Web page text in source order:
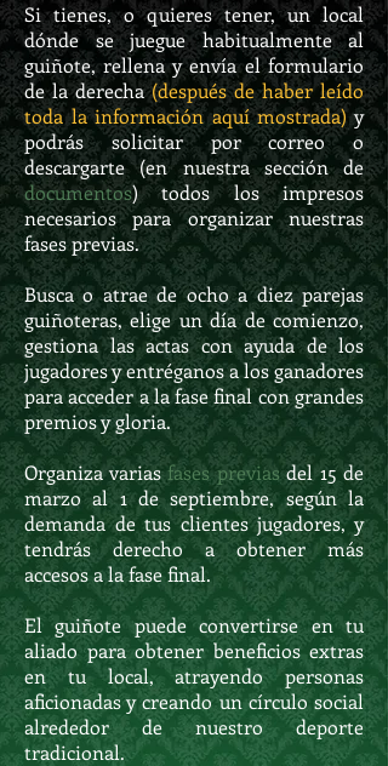
Si tienes, o quieres tener, un local
dónde se juegue habitualmente al
guiñote, rellena y envía el formulario
de la derecha(después de haber leído
toda la información aquí mostrada)y
podrás solicitar por correo o
descargarte (en nuestra sección de
documentos) todos los impresos
necesarios para organizar nuestras
fases previas.
Busca o atrae de ocho a diez parejas
guiñoteras, elige un día de comienzo,
gestiona las actas con ayuda de los
jugadores y entréganos a los ganadores
para acceder a la fase final con grandes
premios y gloria.
Organiza variasfases previasdel 15 de
marzo al 1 de septiembre, según la
demanda de tus clientes jugadores, y
tendrás derecho a obtener más
accesos a la fase final.
El guiñote puede convertirse en tu
aliado para obtener beneficios extras
en tu local, atrayendo personas
aficionadas y creando un círculo social
alrededor de nuestro deporte
tradicional.